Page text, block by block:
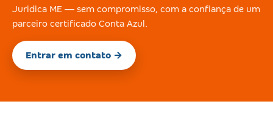
Juridica ME — sem compromisso, com a confiança de um
parceiro certificado Conta Azul.
Entrar em contato →